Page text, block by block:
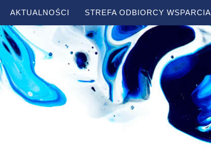
AKTUALNOŚCI STREFA ODBIORCY WSPARCIA